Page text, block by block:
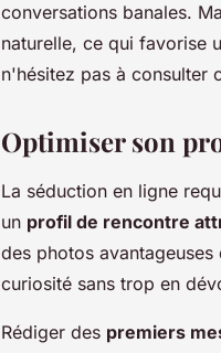
conversations banales.
naturelle, ce qui favorise
n'hésitez pas à consulter
Optimiser son
La séduction en ligne
un profil de rencontre
des photos
curiosité sans trop en
Rédiger des premiers